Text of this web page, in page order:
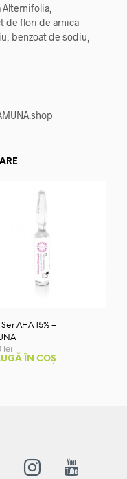
de flori de arnica
benzoat de sodiu,
AHA 15% –
lei
ÎN COȘ